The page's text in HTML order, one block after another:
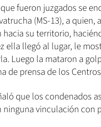
fueron juzgados se
(MS-13), a quien,
su territorio,
ella llegó al lugar, le
Luego la mataron a
de prensa de los
que los condenados
ninguna vinculación con